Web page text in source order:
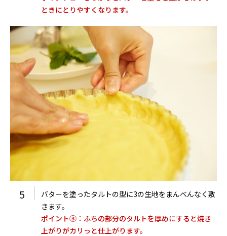
ときにとりやすくなります。
5
バターを塗ったタルトの型に3の生地をまんべんなく敷
きます。
ポイント③：ふちの部分のタルトを厚めにすると焼き
上がりがカリっと仕上がります。